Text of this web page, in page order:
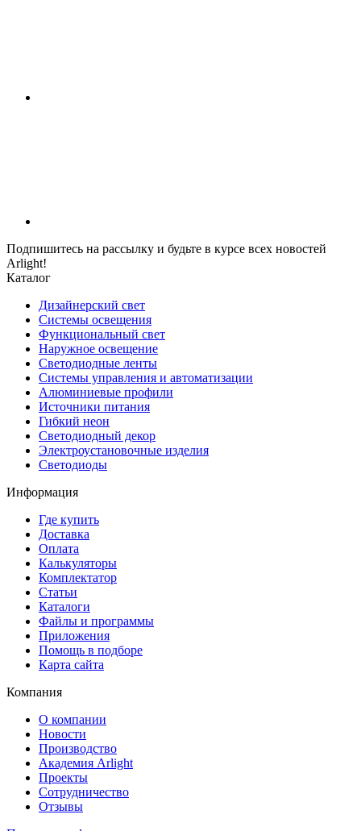
Подпишитесь на рассылку и будьте в курсе всех новостей
Arlight!
Каталог
Дизайнерский свет
Системы освещения
Функциональный свет
Наружное освещение
Светодиодные ленты
Системы управления и автоматизации
Алюминиевые профили
Источники питания
Гибкий неон
Светодиодный декор
Электроустановочные изделия
Светодиоды
Информация
Где купить
Доставка
Оплата
Калькуляторы
Комплектатор
Статьи
Каталоги
Файлы и программы
Приложения
Помощь в подборе
Карта сайта
Компания
О компании
Новости
Производство
Академия Arlight
Проекты
Сотрудничество
Отзывы